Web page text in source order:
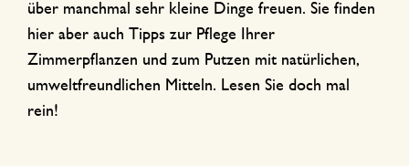
über manchmal sehr kleine Dinge freuen. Sie finden
hier aber auch Tipps zur Pflege Ihrer
Zimmerpflanzen und zum Putzen mit natürlichen,
umweltfreundlichen Mitteln. Lesen Sie doch mal
rein!